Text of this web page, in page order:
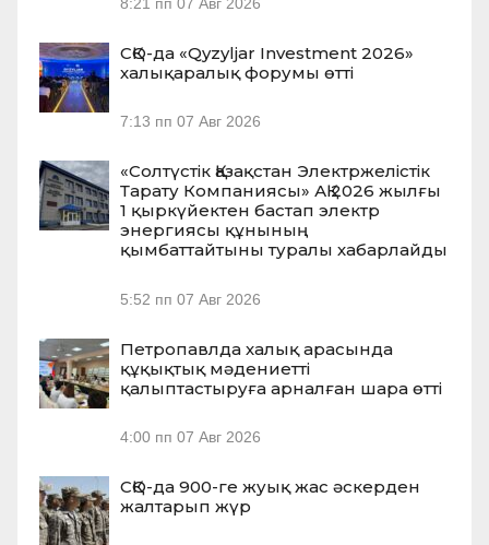
8:21 пп 07 Авг 2026
СҚО-да «Qyzyljar Investment 2026»
халықаралық форумы өтті
7:13 пп 07 Авг 2026
«Солтүстік Қазақстан Электржелістік
Тарату Компаниясы» АҚ 2026 жылғы
1 қыркүйектен бастап электр
энергиясы құнының
қымбаттайтыны туралы хабарлайды
5:52 пп 07 Авг 2026
Петропавлда халық арасында
құқықтық мәдениетті
қалыптастыруға арналған шара өтті
4:00 пп 07 Авг 2026
СҚО-да 900-ге жуық жас әскерден
жалтарып жүр